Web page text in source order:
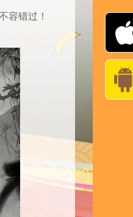
容错过！